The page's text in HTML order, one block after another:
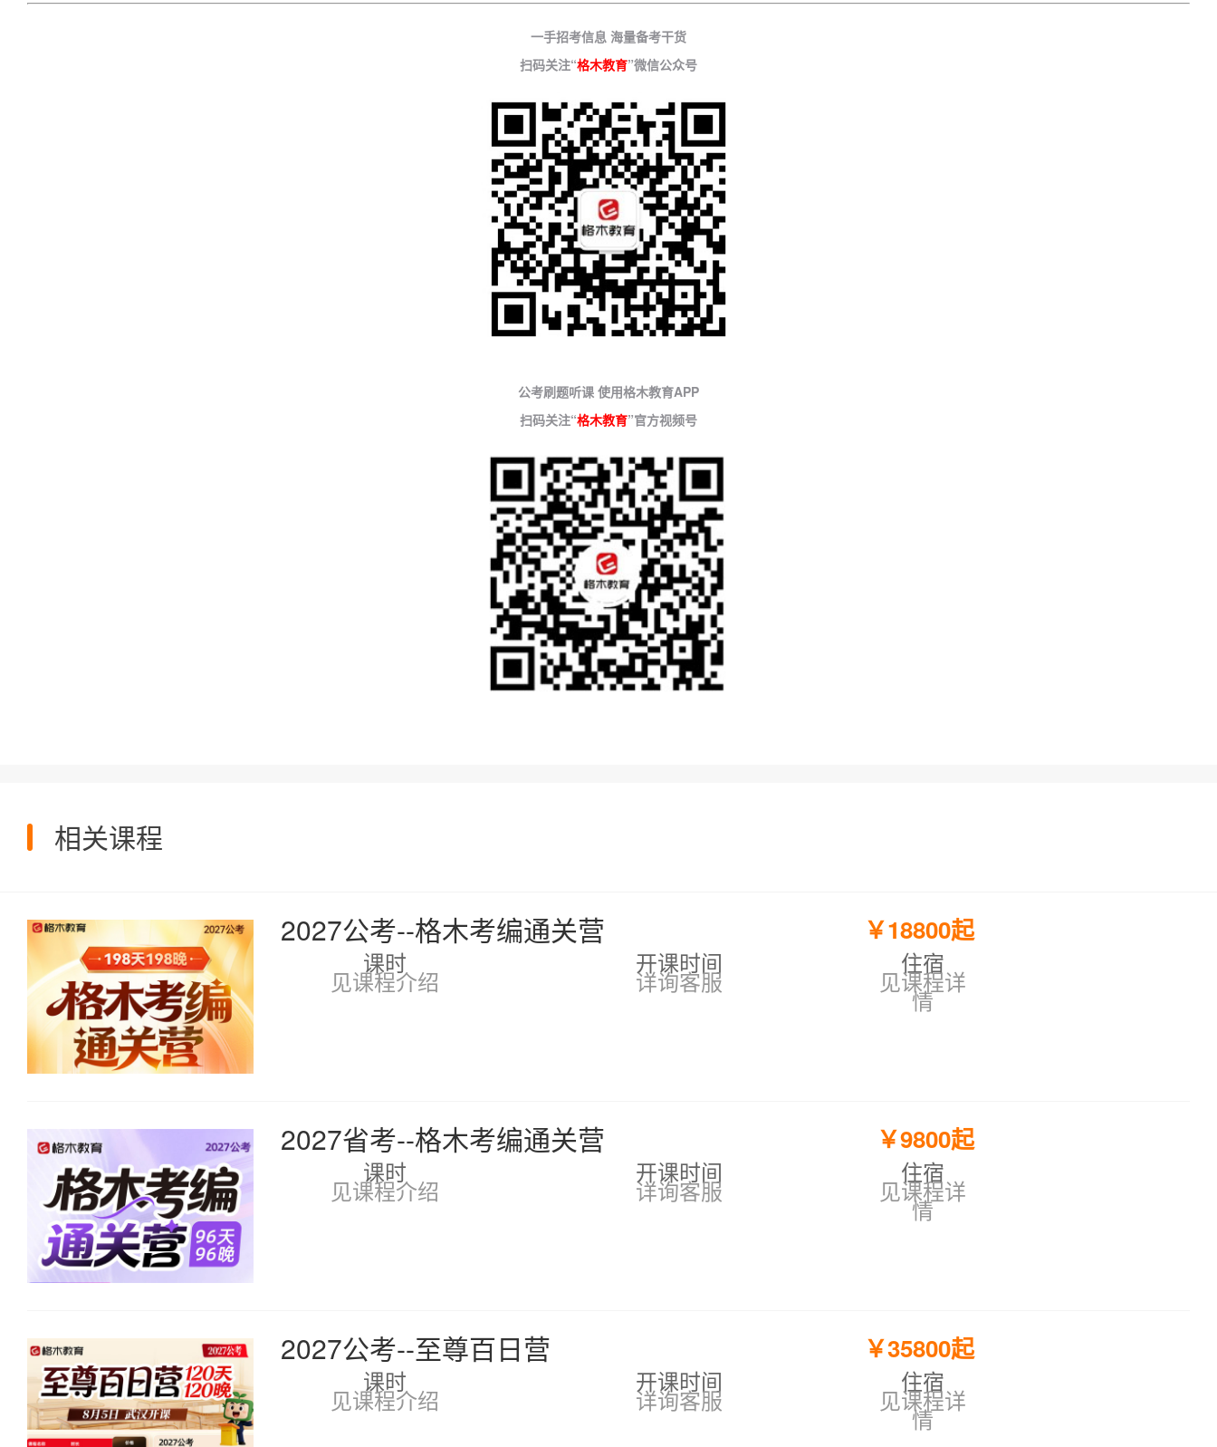
一手招考信息 海量备考干货
扫码关注“格木教育”微信公众号
公考刷题听课 使用格木教育APP
扫码关注“格木教育”官方视频号
相关课程
2027公考--格木考编通关营 ￥18800起
课时
见课程介绍
开课时间
详询客服
住宿
见课程详
情
2027省考--格木考编通关营 ￥9800起
课时
见课程介绍
开课时间
详询客服
住宿
见课程详
情
2027公考--至尊百日营 ￥35800起
课时
见课程介绍
开课时间
详询客服
住宿
见课程详
情